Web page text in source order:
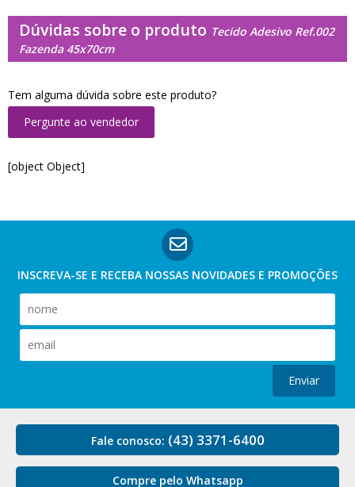
Dúvidas sobre o produto Tecido Adesivo Ref.002
Fazenda 45x70cm
Tem alguma dúvida sobre este produto?
Pergunte ao vendedor
[object Object]
INSCREVA-SE E RECEBA NOSSAS NOVIDADES E PROMOÇÕES
Enviar
Fale conosco: (43) 3371-6400
Compre pelo Whatsapp